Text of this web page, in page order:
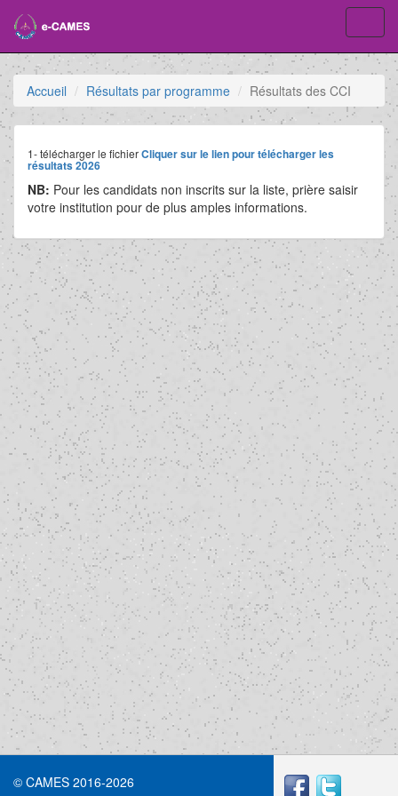
Accueil Résultats par programme Résultats des CCI
1- télécharger le fichierCliquer sur le lien pour télécharger les
résultats 2026
NB: Pour les candidats non inscrits sur la liste, prière saisir
votre institution pour de plus amples informations.
© CAMES 2016-2026